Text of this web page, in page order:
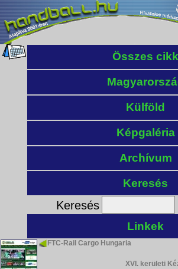
Összes cikk
Külföld
Képgaléria
Archívum
Keresés
Keresés
Linkek
FTC-Rail Cargo Hungaria
XVI. kerületi